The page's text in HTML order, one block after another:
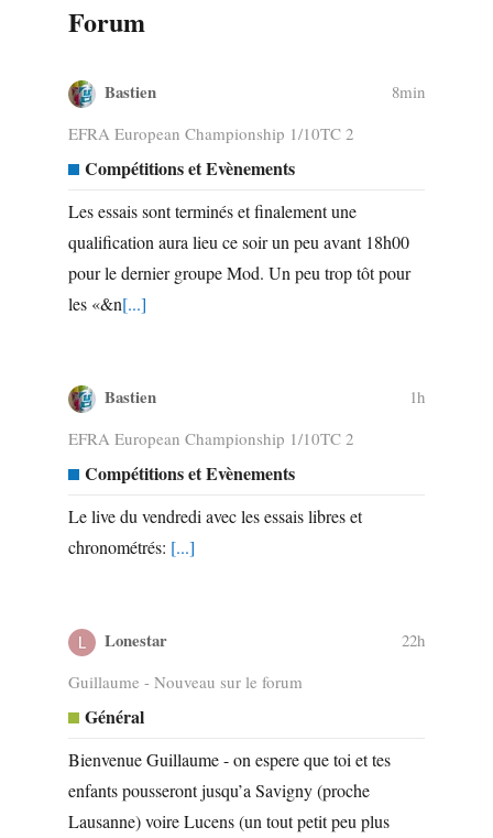
Forum
Bastien
8min
EFRA European Championship 1/10TC 2
Compétitions et Evènements
Les essais sont terminés et finalement une
qualification aura lieu ce soir un peu avant 18h00
pour le dernier groupe Mod. Un peu trop tôt pour
les «&n[...]
Bastien
1h
EFRA European Championship 1/10TC 2
Compétitions et Evènements
Le live du vendredi avec les essais libres et
chronométrés: [...]
Lonestar
22h
Guillaume - Nouveau sur le forum
Général
Bienvenue Guillaume - on espere que toi et tes
enfants pousseront jusqu’a Savigny (proche
Lausanne) voire Lucens (un tout petit peu plus